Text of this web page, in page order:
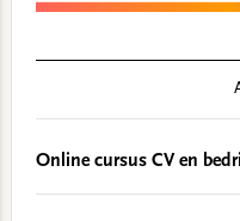
Online cursus CV en